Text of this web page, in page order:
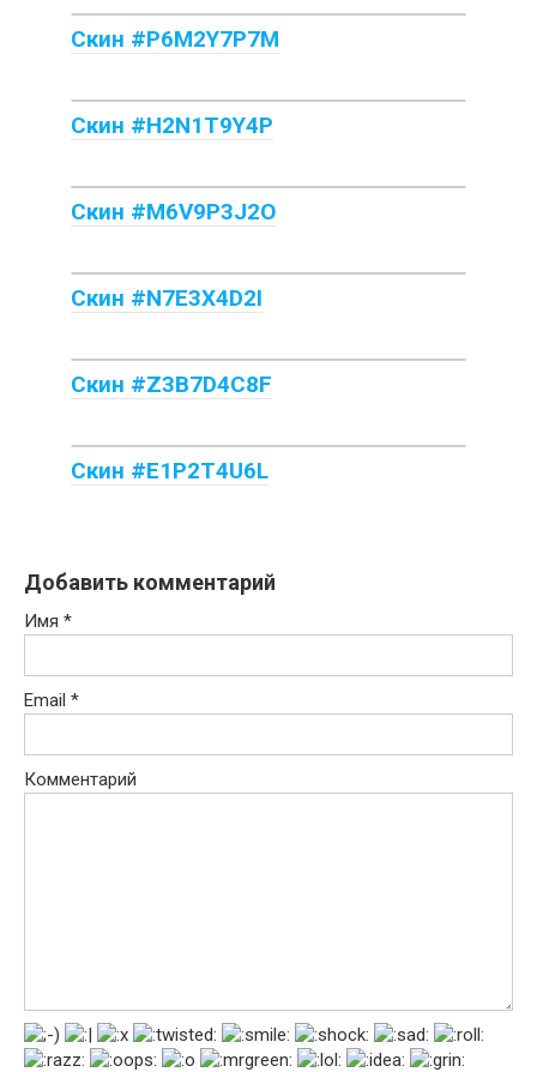
Скин #P6M2Y7P7M
Скин #H2N1T9Y4P
Скин #M6V9P3J2O
Скин #N7E3X4D2I
Скин #Z3B7D4C8F
Скин #E1P2T4U6L
Добавить комментарий
Имя *
Email *
Комментарий